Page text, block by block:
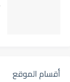
أقسام الموقع